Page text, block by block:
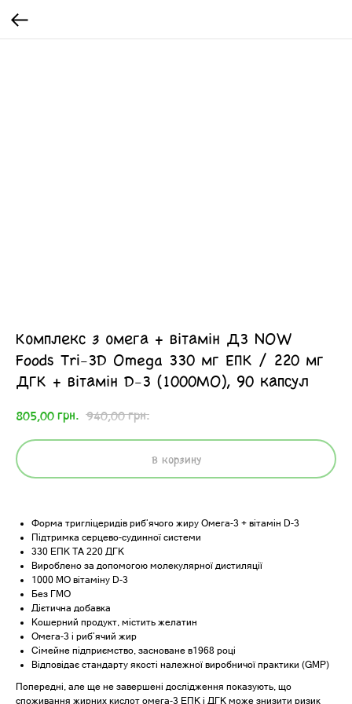
Комплекс з омега + вітамін Д3 NOW
Foods Tri-3D Omega 330 мг ЕПК / 220 мг
ДГК + вітамін D-3 (1000МО), 90 капсул
805,00грн. 940,00грн.
В корзину
Форма тригліцеридів риб’ячого жиру Омега-3 + вітамін D-3
Підтримка серцево-судинної системи
330 ЕПК ТА 220 ДГК
Вироблено за допомогою молекулярної дистиляції
1000 МО вітаміну D-3
Без ГМО
Дієтична добавка
Кошерний продукт, містить желатин
Омега-3 і риб’ячий жир
Сімейне підприємство, засноване в1968 році
Відповідає стандарту якості належної виробничої практики (GMP)
Попередні, але ще не завершені дослідження показують, що
споживання жирних кислот омега-3 ЕПК і ДГК може знизити ризик